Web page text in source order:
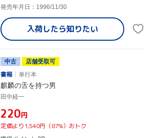
発売年月日：1996/11/30
入荷したら知りたい
中古
店舗受取可
書籍
単行本
麒麟の舌を持つ男
田中経一
¥220円
定価より1,540円（87%）おトク